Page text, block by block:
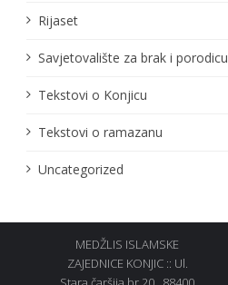
Rijaset
Savjetovalište za brak i porodicu
Tekstovi o Konjicu
Tekstovi o ramazanu
Uncategorized
MEDŽLIS ISLAMSKE
ZAJEDNICE KONJIC :: Ul.